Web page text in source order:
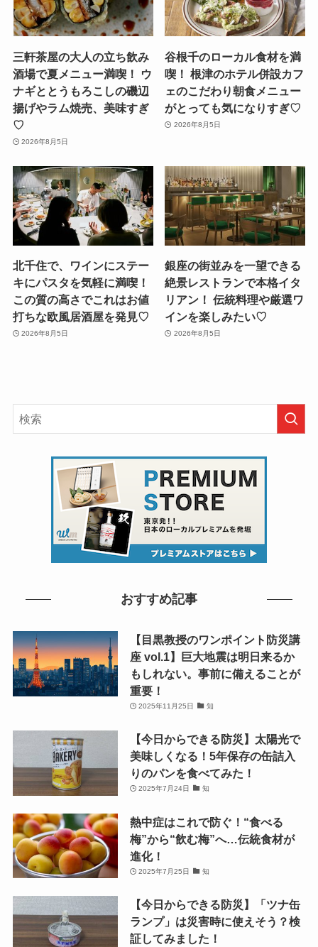
三軒茶屋の大人の立ち飲み
酒場で夏メニュー満喫！ ウ
ナギととうもろこしの磯辺
揚げやラム焼売、美味すぎ
♡
2026年8月5日
谷根千のローカル食材を満
喫！ 根津のホテル併設カフ
ェのこだわり朝食メニュー
がとっても気になりすぎ♡
2026年8月5日
北千住で、ワインにステー
キにパスタを気軽に満喫！
この質の高さでこれはお値
打ちな欧風居酒屋を発見♡
2026年8月5日
銀座の街並みを一望できる
絶景レストランで本格イタ
リアン！ 伝統料理や厳選ワ
インを楽しみたい♡
2026年8月5日
おすすめ記事
【目黒教授のワンポイント防災講
座 vol.1】巨大地震は明日来るか
もしれない。事前に備えることが
重要！
2025年11月25日 知
【今日からできる防災】太陽光で
美味しくなる！5年保存の缶詰入
りのパンを食べてみた！
2025年7月24日 知
熱中症はこれで防ぐ！“食べる
梅”から“飲む梅”へ…伝統食材が
進化！
2025年7月25日 知
【今日からできる防災】「ツナ缶
ランプ」は災害時に使えそう？検
証してみました！